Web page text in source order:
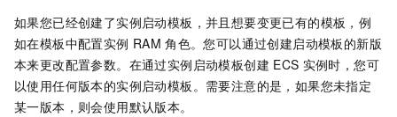
如果您已经创建了实例启动模板，并且想要变更已有的模板，例
如在模板中配置实例 RAM 角色。您可以通过创建启动模板的新版
本来更改配置参数。在通过实例启动模板创建 ECS 实例时，您可
以使用任何版本的实例启动模板。需要注意的是，如果您未指定
某一版本，则会使用默认版本。